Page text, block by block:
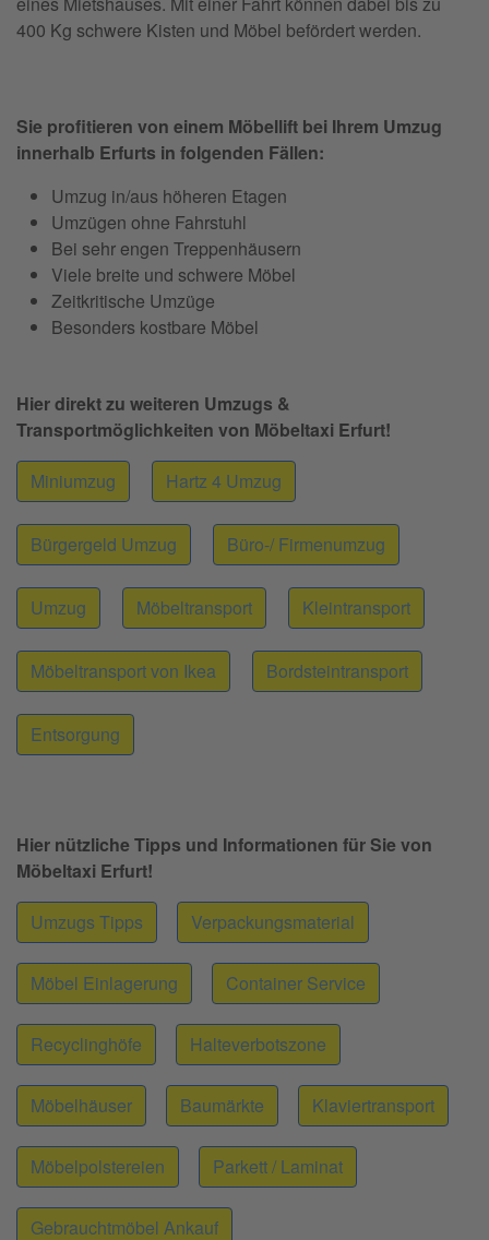
400 Kg schwere Kisten und Möbel befördert werden.
Sie profitieren von einem Möbellift bei Ihrem Umzug
innerhalb Erfurts in folgenden Fällen:
Umzug in/aus höheren Etagen
Umzügen ohne Fahrstuhl
Bei sehr engen Treppenhäusern
Viele breite und schwere Möbel
Zeitkritische Umzüge
Besonders kostbare Möbel
Hier direkt zu weiteren Umzugs &
Transportmöglichkeiten von Möbeltaxi Erfurt!
Miniumzug Hartz 4 Umzug
Bürgergeld Umzug Büro-/ Firmenumzug
Umzug Möbeltransport Kleintransport
Möbeltransport von Ikea Bordsteintransport
Entsorgung
Hier nützliche Tipps und Informationen für Sie von
Möbeltaxi Erfurt!
Umzugs Tipps Verpackungsmaterial
Möbel Einlagerung Container Service
Recyclinghöfe Halteverbotszone
Möbelhäuser Baumärkte Klaviertransport
Möbelpolstereien Parkett / Laminat
Gebrauchtmöbel Ankauf